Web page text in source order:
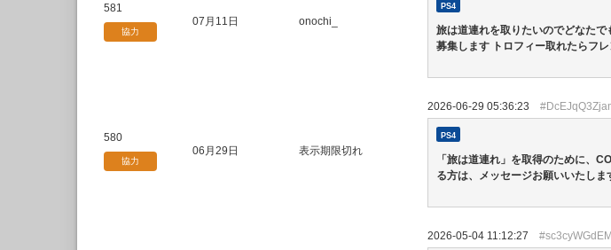
581
協力
07月11日 onochi_
PS4
旅は道連れを取りたいのでどなた
募集します トロフィー取れたらフ
580
協力
06月29日 表示期限切れ
2026-06-29 05:36:23
PS4
「旅は道連れ」を取得のために、
る方は、メッセージお願いいたしま
2026-05-04 11:12:27